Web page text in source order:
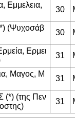
Εμμελεια,
30
(Ψυχοσάβ
30
Ερμει
31
Μαγος, Μ
31
(της Πεν
31